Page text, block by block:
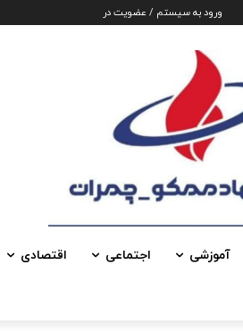
ورود به سیستم / عضویت در
آموزشی اجتماعی اقتصادی